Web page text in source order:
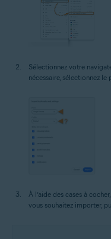
Sélectionnez votre
nécessaire, sélectionnez
À l’aide des cases à
vous souhaitez importer,